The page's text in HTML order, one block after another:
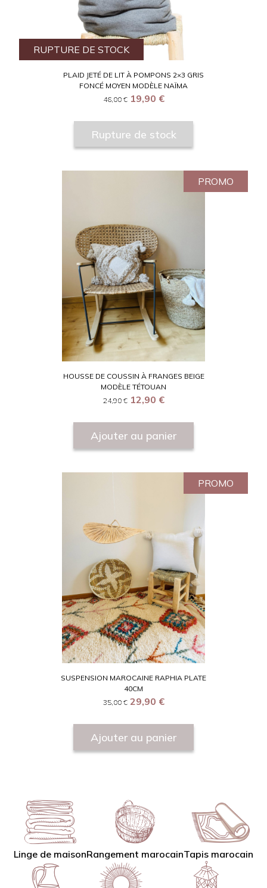
RUPTURE DE STOCK
PLAID JETÉ DE LIT À POMPONS 2×3 GRIS
FONCÉ MOYEN MODÈLE NAÏMA
46,00 € 19,90 €
Rupture de stock
PROMO
HOUSSE DE COUSSIN À FRANGES BEIGE
MODÈLE TÉTOUAN
24,90 € 12,90 €
Ajouter au panier
PROMO
SUSPENSION MAROCAINE RAPHIA PLATE
40CM
35,00 € 29,90 €
Ajouter au panier
Linge de maisonRangement marocainTapis marocain